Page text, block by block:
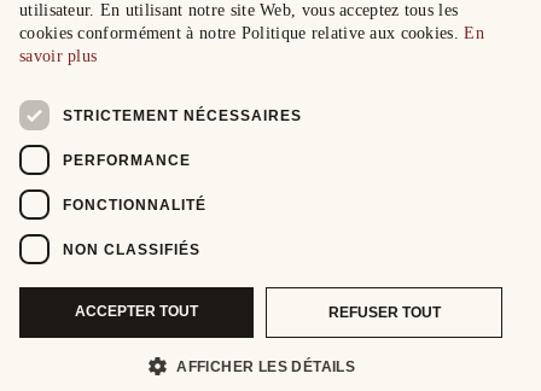
utilisateur. En utilisant notre site Web, vous acceptez tous les
cookies conformément à notre Politique relative aux cookies.En
savoir plus
STRICTEMENT NÉCESSAIRES
PERFORMANCE
FONCTIONNALITÉ
NON CLASSIFIÉS
ACCEPTER TOUT REFUSER TOUT
AFFICHER LES DÉTAILS